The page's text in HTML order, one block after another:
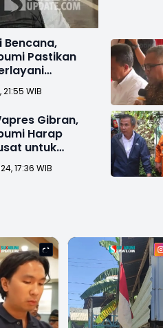
Bencana,
Pastikan
21:55 WIB
Gibran,
Harap
untuk
17:36 WIB